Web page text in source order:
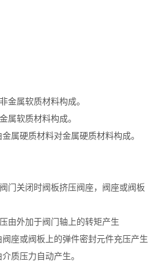
金属软质材料构成。
属软质材料构成。
属硬质材料对金属硬质材料构成。
门关闭时阀板挤压阀座，阀座或阀板
由外加于阀门轴上的转矩产生
座或阀板上的弹件密封元件充压产生
质压力自动产生。